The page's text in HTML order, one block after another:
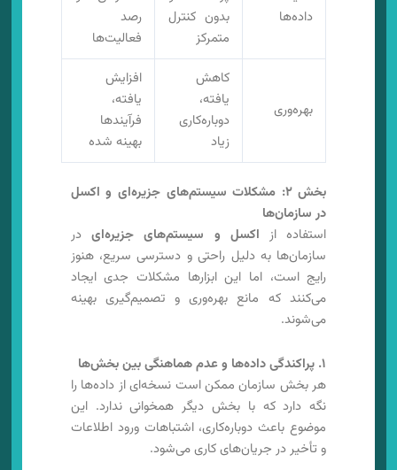
داده‌ها
بدون کنترل
متمرکز
رصد
فعالیت‌ها
بهره‌وری
کاهش
یافته،
دوباره‌کاری
زیاد
افزایش
یافته،
فرآیندها
بهینه شده
بخش ۲: مشکلات سیستم‌های جزیره‌ای و اکسل
در سازمان‌ها
استفاده از اکسل و سیستم‌های جزیره‌ایدر
سازمان‌ها به دلیل راحتی و دسترسی سریع، هنوز
رایج است، اما این ابزارها مشکلات جدی ایجاد
می‌کنند که مانع بهره‌وری و تصمیم‌گیری بهینه
می‌شوند.
۱. پراکندگی داده‌ها و عدم هماهنگی بین بخش‌ها
هر بخش سازمان ممکن است نسخه‌ای از داده‌ها را
نگه دارد که با بخش دیگر همخوانی ندارد. این
موضوع باعث دوباره‌کاری، اشتباهات ورود اطلاعات
و تأخیر در جریان‌های کاری می‌شود.